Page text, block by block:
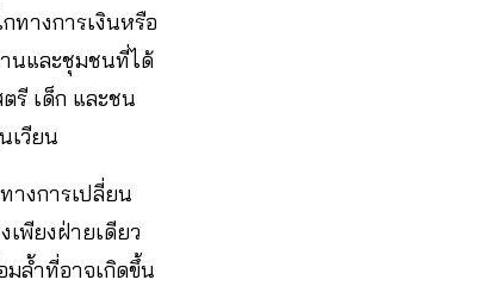
ทางการเงินหรือ
นและชุมชนที่ได้
รี เด็ก และชน
เวียน
างการเปลี่ยน
เพียงฝ่ายเดียว
มล้ำที่อาจเกิดขึ้น